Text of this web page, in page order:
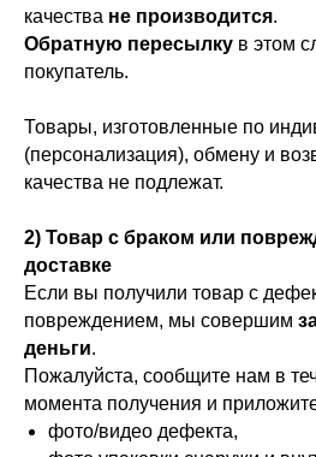
качества не производится.
Обратную пересылку в этом
покупатель.
Товары, изготовленные по
(персонализация), обмену и
качества не подлежат.
2) Товар с браком или
доставке
Если вы получили товар с
повреждением, мы совершим
деньги.
Пожалуйста, сообщите нам в
момента получения и
фото/видео дефекта,